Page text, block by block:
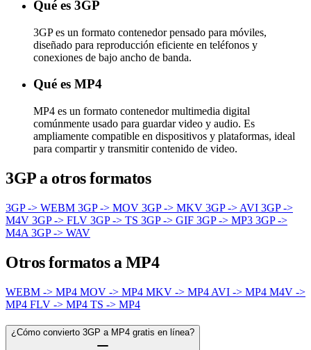
Qué es 3GP
3GP es un formato contenedor pensado para móviles,
diseñado para reproducción eficiente en teléfonos y
conexiones de bajo ancho de banda.
Qué es MP4
MP4 es un formato contenedor multimedia digital
comúnmente usado para guardar video y audio. Es
ampliamente compatible en dispositivos y plataformas, ideal
para compartir y transmitir contenido de video.
3GP a otros formatos
3GP -> WEBM 3GP -> MOV 3GP -> MKV 3GP -> AVI 3GP ->
M4V 3GP -> FLV 3GP -> TS 3GP -> GIF 3GP -> MP3 3GP ->
M4A 3GP -> WAV
Otros formatos a MP4
WEBM -> MP4 MOV -> MP4 MKV -> MP4 AVI -> MP4 M4V ->
MP4 FLV -> MP4 TS -> MP4
¿Cómo convierto 3GP a MP4 gratis en línea?